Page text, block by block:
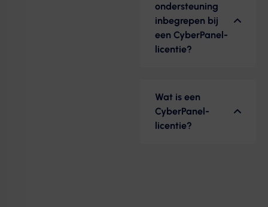
ondersteuning
inbegrepen bij
een CyberPanel-
licentie?
Wat is een
CyberPanel-
licentie?